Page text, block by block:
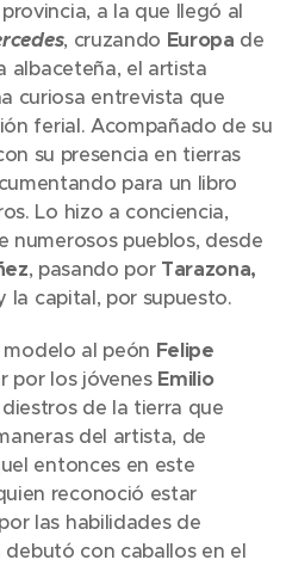
a la que llegó al
, cruzando Europa de
albaceteña, el artista
curiosa entrevista que
ferial. Acompañado de su
su presencia en tierras
para un libro
Lo hizo a conciencia,
numerosos pueblos, desde
, pasando por Tarazona,
la capital, por supuesto.
al peón Felipe
por los jóvenes Emilio
diestros de la tierra que
del artista, de
entonces en este
reconoció estar
las habilidades de
debutó con caballos en el